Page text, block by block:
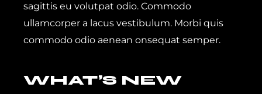
sagittis eu volutpat odio. Commodo
ullamcorper a lacus vestibulum. Morbi quis
commodo odio aenean onsequat semper.
WHAT’S NEW